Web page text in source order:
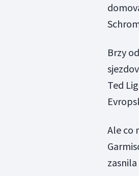
Brzy
Ted
Ale co